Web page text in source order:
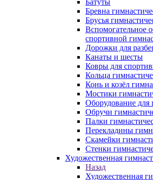
Батуты
Бревна
Брусья
Вспомогательное
спортивной
Дорожки для
Канаты и шесты
Ковры для
Кольца
Конь и козёл
Мостики
Оборудование для
Обручи
Палки
Перекладины
Скамейки
Стенки
Художественная
Назад
Художественная